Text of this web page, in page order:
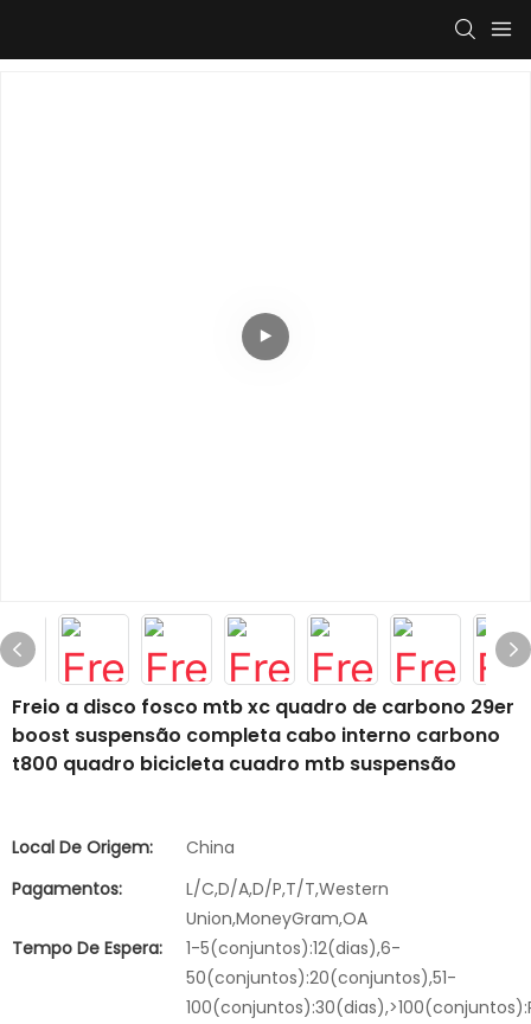
Freio a disco fosco mtb xc quadro de carbono 29er
boost suspensão completa cabo interno carbono
t800 quadro bicicleta cuadro mtb suspensão
Local De Origem:
China
Pagamentos:
L/C,D/A,D/P,T/T,Western
Union,MoneyGram,OA
Tempo De Espera:
1-5(conjuntos):12(dias),6-
50(conjuntos):20(conjuntos),51-